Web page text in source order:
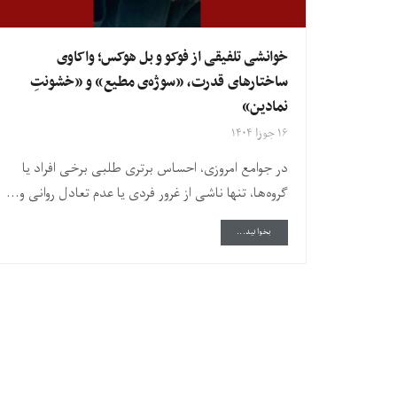
خوانشی تلفیقی از فوکو و بل هوکس؛ واکاوی
ساختارهای قدرت، «سوژه‌ی مطیع» و «خشونتِ
نمادین»
۱۶ جوزا ۱۴۰۴
در جوامع امروزی، احساس برتری طلبی برخی افراد یا
گروه‌ها، تنها ناشی از غرور فردی یا عدم تعادل روانی و...
بخوانید...